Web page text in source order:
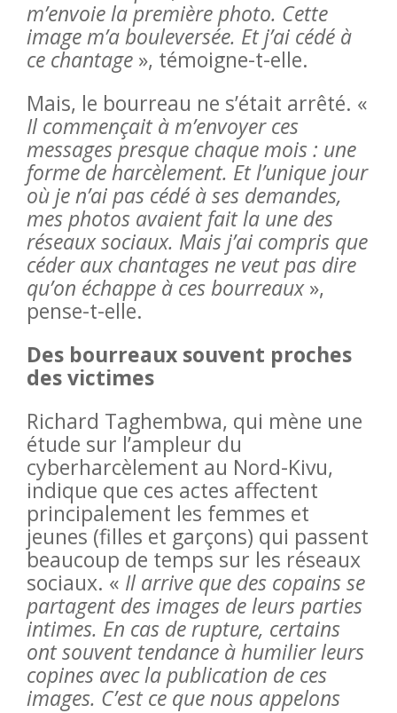
m’envoie la première photo. Cette
image m’a bouleversée. Et j’ai cédé à
ce chantage », témoigne-t-elle.
Mais, le bourreau ne s’était arrêté. «
Il commençait à m’envoyer ces
messages presque chaque mois : une
forme de harcèlement. Et l’unique jour
où je n’ai pas cédé à ses demandes,
mes photos avaient fait la une des
réseaux sociaux. Mais j’ai compris que
céder aux chantages ne veut pas dire
qu’on échappe à ces bourreaux»,
pense-t-elle.
Des bourreaux souvent proches
des victimes
Richard Taghembwa, qui mène une
étude sur l’ampleur du
cyberharcèlement au Nord-Kivu,
indique que ces actes affectent
principalement les femmes et
jeunes (filles et garçons) qui passent
beaucoup de temps sur les réseaux
sociaux. « Il arrive que des copains se
partagent des images de leurs parties
intimes. En cas de rupture, certains
ont souvent tendance à humilier leurs
copines avec la publication de ces
images. C’est ce que nous appelons